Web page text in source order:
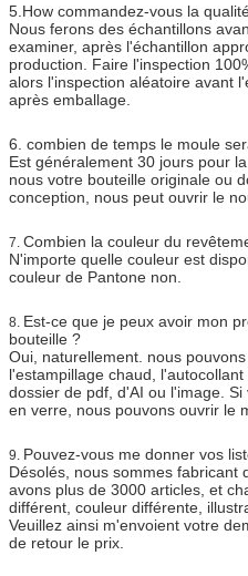
5.How commandez-vous la
Nous ferons des échantillons
examiner, après l'échantillon
production. Faire l'inspection
alors l'inspection aléatoire avant
après emballage.
6. combien de temps le moule
Est généralement 30 jours pour
nous votre bouteille originale ou
conception, nous peut ouvrir le
7. Combien la couleur du
N'importe quelle couleur est
couleur de Pantone non.
8. Est-ce que je peux avoir mon
bouteille ?
Oui, naturellement. nous
l'estampillage chaud,
dossier de pdf, d'AI ou l'image.
en verre, nous pouvons ouvrir le
9. Pouvez-vous me donner vos
Désolés, nous sommes fabricant
avons plus de 3000 articles, et
différent, couleur différente,
Veuillez ainsi m'envoient votre
de retour le prix.